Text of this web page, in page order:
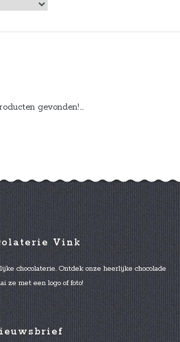
gevonden!...
Vink
chocolaterie. Ontdek onze heerlijke chocolade
ze met een logo of foto!